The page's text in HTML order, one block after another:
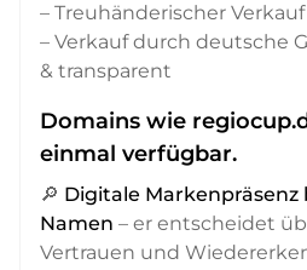
– Treuhänderischer
– Verkauf durch deutsche
& transparent
Domains wie
einmal verfügbar.
🔎 Digitale
Namen – er entscheidet
Vertrauen und